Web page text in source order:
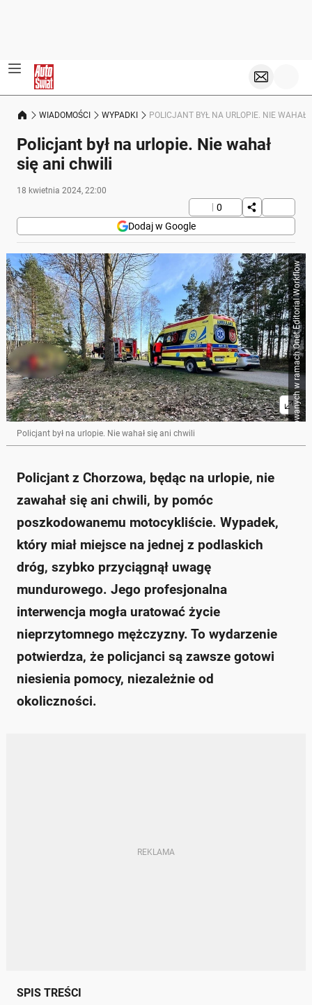
WIADOMOŚCI WYPADKI POLICJANT BYŁ NA URLOPIE. NIE WAHAŁ
Policjant był na urlopie. Nie wahał
się ani chwili
18 kwietnia 2024, 22:00
0
Dodaj w Google
Źródło zbiorcze dla obrazków importowanych w ramach Onet Editorial Workflow
Policjant był na urlopie. Nie wahał się ani chwili
Policjant z Chorzowa, będąc na urlopie, nie
zawahał się ani chwili, by pomóc
poszkodowanemu motocykliście. Wypadek,
który miał miejsce na jednej z podlaskich
dróg, szybko przyciągnął uwagę
mundurowego. Jego profesjonalna
interwencja mogła uratować życie
nieprzytomnego mężczyzny. To wydarzenie
potwierdza, że policjanci są zawsze gotowi
niesienia pomocy, niezależnie od
okoliczności.
SPIS TREŚCI